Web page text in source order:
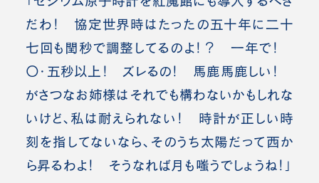
だわ！ 協定世界時はたったの五十年に二十
七回も閏秒で調整してるのよ！？ 一年で！
〇・五秒以上！ ズレるの！ 馬鹿馬鹿しい！
がさつなお姉様はそれでも構わないかもしれな
いけど、私は耐えられない！ 時計が正しい時
刻を指してないなら、そのうち太陽だって西か
ら昇るわよ！ そうなれば月も嗤うでしょうね！」